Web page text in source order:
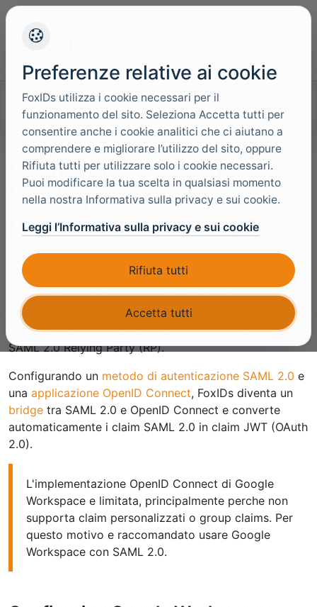
Cerca nella documentazione
Configurare Google
Workspace come
provider di identità per
SAML
Collega Google Workspace a FoxIDs con unmetodo di
autenticazione SAML 2.0. Google Workspace e un
SAML 2.0 Identity Provider (IdP) e FoxIDs agisce come
SAML 2.0 Relying Party (RP).
Configurando un metodo di autenticazione SAML 2.0 e
una applicazione OpenID Connect, FoxIDs diventa un
bridge tra SAML 2.0 e OpenID Connect e converte
automaticamente i claim SAML 2.0 in claim JWT (OAuth
2.0).
L'implementazione OpenID Connect di Google
Workspace e limitata, principalmente perche non
supporta claim personalizzati o group claims. Per
questo motivo e raccomandato usare Google
Workspace con SAML 2.0.
Preferenze relative ai cookie
FoxIDs utilizza i cookie necessari per il
funzionamento del sito. Seleziona Accetta tutti per
consentire anche i cookie analitici che ci aiutano a
comprendere e migliorare l’utilizzo del sito, oppure
Rifiuta tutti per utilizzare solo i cookie necessari.
Puoi modificare la tua scelta in qualsiasi momento
nella nostra Informativa sulla privacy e sui cookie.
Leggi l’Informativa sulla privacy e sui cookie
Rifiuta tutti
Accetta tutti